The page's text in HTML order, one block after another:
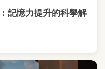
記憶力提升的科學解